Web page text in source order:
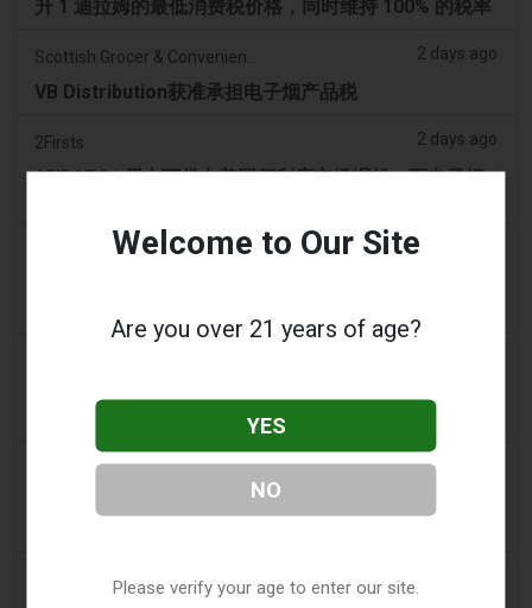
升 1 迪拉姆的最低消费税价格，同时维持 100% 的税率
2 days ago
VB Distribution获准承担电子烟产品税
2Firsts 2 days ago
2FIRSTS | 尼古丁袋在美国便利店市场崛起，而电子烟
The Irish Times 2 days ago
哥斯达黎加新的电子烟法规原定今日生效，但并未生
Tobacco Reporter 3 days ago
Ohio 评估执行非法电子烟销售的权力 – Tobacco
The National
Welcome to Our Site
Are you over 21 years of age?
YES
NO
Please verify your age to enter our site.